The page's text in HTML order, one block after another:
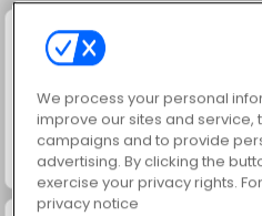
Grand Mahjong Connect
We process your personal
improve our sites and service,
campaigns and to provide
advertising. By clicking the
exercise your privacy rights.
privacy notice